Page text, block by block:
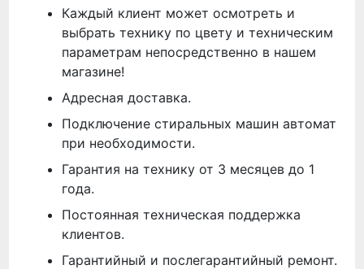
Каждый клиент может осмотреть и
выбрать технику по цвету и техническим
параметрам непосредственно в нашем
магазине!
Адресная доставка.
Подключение стиральных машин автомат
при необходимости.
Гарантия на технику от 3 месяцев до 1
года.
Постоянная техническая поддержка
клиентов.
Гарантийный и послегарантийный ремонт.